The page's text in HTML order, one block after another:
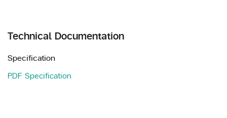
Technical Documentation
Specification
PDF Specification